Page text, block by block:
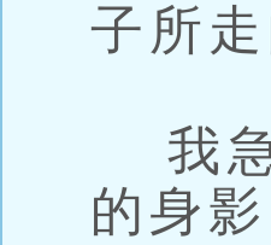
子所
我急
的身影